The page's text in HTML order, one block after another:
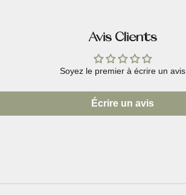
Avis Clients
Soyez le premier à écrire un avis
Écrire un avis